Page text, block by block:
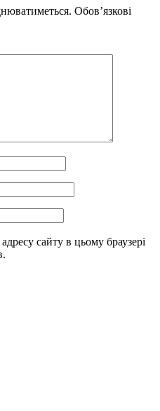
Обов’язкові
сайту в цьому браузері